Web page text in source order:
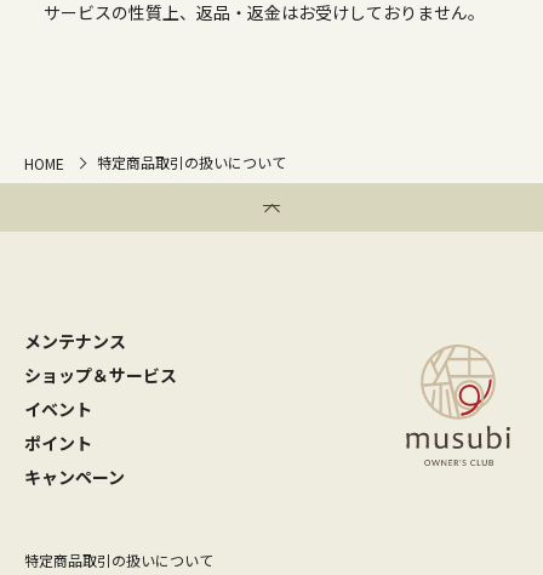
サービスの性質上、返品・返金はお受けしておりません。
HOME 特定商品取引の扱いについて
メンテナンス
ショップ＆サービス
イベント
ポイント
キャンペーン
特定商品取引の扱いについて